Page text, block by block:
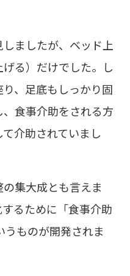
ましたが、ベッド上
る）だけでした。し
、足底もしっかり固
食事介助をされる方
介助されていまし
集大成とも言えま
るために「食事介助
うものが開発されま